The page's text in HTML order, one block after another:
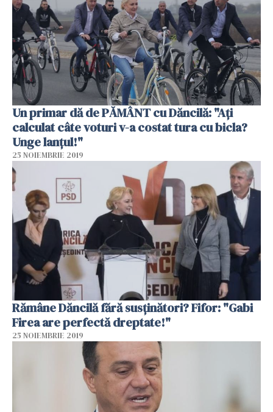
Un primar dă de PĂMÂNT cu Dăncilă: "Ați
calculat câte voturi v-a costat tura cu bicla?
Unge lanţul!"
25 NOIEMBRIE 2019
Rămâne Dăncilă fără susţinători? Fifor: "Gabi
Firea are perfectă dreptate!"
25 NOIEMBRIE 2019